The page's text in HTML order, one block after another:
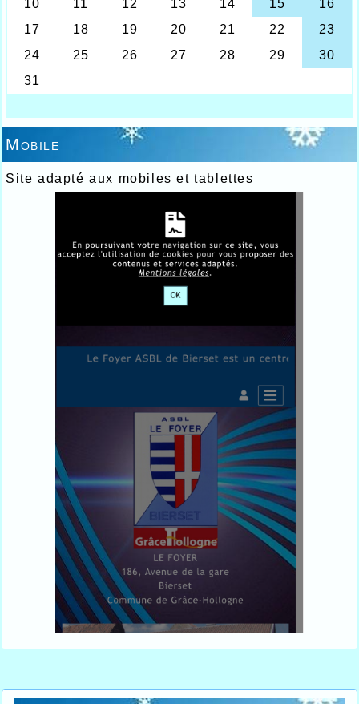
Mobile
Site adapté aux mobiles et tablettes